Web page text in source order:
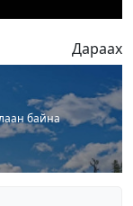
Дараах
байна